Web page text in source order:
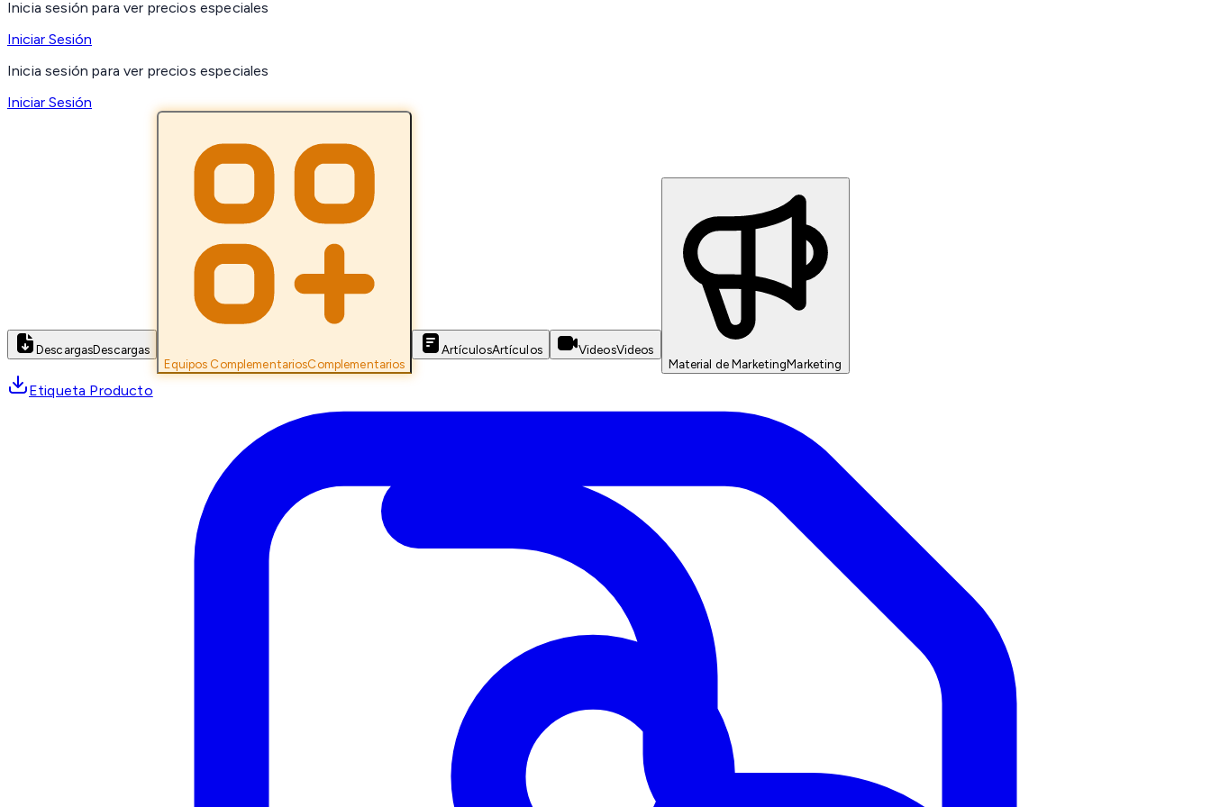
Inicia sesión para ver precios especiales
Iniciar Sesión
Inicia sesión para ver precios especiales
Iniciar Sesión
DescargasDescargas
Equipos ComplementariosComplementarios
ArtículosArtículos VideosVideos
Material de MarketingMarketing
Etiqueta Producto